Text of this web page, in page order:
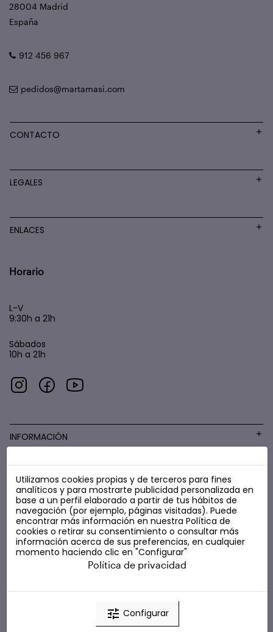
28004 Madrid
España
912 456 967
pedidos@martamasi.com
CONTACTO
LEGALES
ENLACES
Horario
L-V
9:30h a 21h
Sábados
10h a 21h
INFORMACIÓN
COSMÉTICA LOW COST
Utilizamos cookies propias y de terceros para fines
analíticos y para mostrarte publicidad personalizada en
base a un perfil elaborado a partir de tus hábitos de
navegación (por ejemplo, páginas visitadas). Puede
encontrar más información en nuestra Política de
cookies o retirar su consentimiento o consultar más
información acerca de sus preferencias, en cualquier
momento haciendo clic en "Configurar"
Política de privacidad
tune Configurar